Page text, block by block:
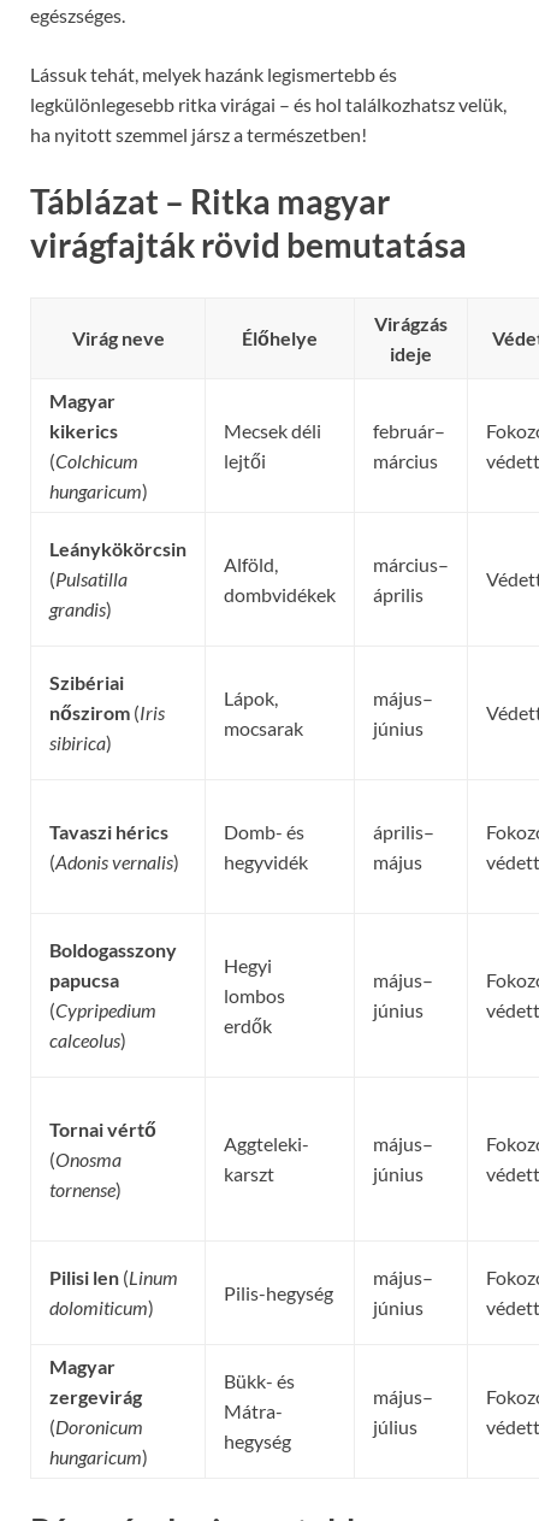
egészséges.
Lássuk tehát, melyek hazánk legismertebb és
legkülönlegesebb ritka virágai – és hol találkozhatsz velük,
ha nyitott szemmel jársz a természetben!
Táblázat – Ritka magyar
virágfajták rövid bemutatása
Virág neve Élőhelye
Virágzás
ideje
Magyar
kikerics
(Colchicum
hungaricum)
Mecsek déli
lejtői
február–
március
védett
Leánykökörcsin
(Pulsatilla
grandis)
Alföld,
dombvidékek
március–
április
Szibériai
nőszirom (Iris
sibirica)
Lápok,
mocsarak
május–
június
Tavaszi hérics
(Adonis vernalis)
Domb- és
hegyvidék
április–
május
védett
Boldogasszony
papucsa
(Cypripedium
calceolus)
Hegyi
lombos
erdők
május–
június
védett
Tornai vértő
(Onosma
tornense)
Aggteleki-
karszt
május–
június
védett
Pilisi len (Linum
dolomiticum)
Pilis-hegység
május–
június
védett
Magyar
zergevirág
(Doronicum
hungaricum)
Bükk- és
Mátra-
hegység
május–
július
védett